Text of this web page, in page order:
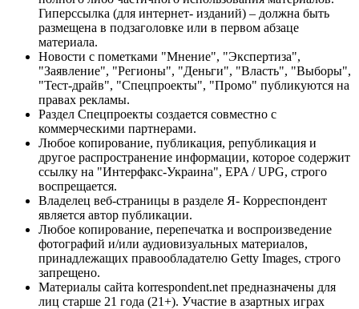
Гиперссылка (для интернет- изданий) – должна быть
размещена в подзаголовке или в первом абзаце
материала.
Новости с пометками "Мнение", "Экспертиза",
"Заявление", "Регионы", "Деньги", "Власть", "Выборы",
"Тест-драйв", "Спецпроекты", "Промо" публикуются на
правах рекламы.
Раздел Спецпроекты создается совместно с
коммерческими партнерами.
Любое копирование, публикация, републикация и
другое распространение информации, которое содержит
ссылку на "Интерфакс-Украина", EPA / UPG, строго
воспрещается.
Владелец веб-страницы в разделе Я- Корреспондент
является автор публикации.
Любое копирование, перепечатка и воспроизведение
фотографий и/или аудиовизуальных материалов,
принадлежащих правообладателю Getty Images, строго
запрещено.
Материалы сайта korrespondent.net предназначены для
лиц старше 21 года (21+). Участие в азартных играх